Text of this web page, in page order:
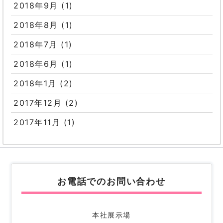
2018年9月 (1)
2018年8月 (1)
2018年7月 (1)
2018年6月 (1)
2018年1月 (2)
2017年12月 (2)
2017年11月 (1)
お電話でのお問い合わせ
本社展示場